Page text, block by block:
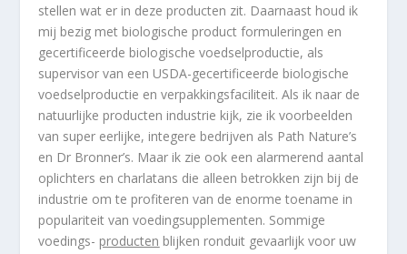
stellen wat er in deze producten zit. Daarnaast houd ik
mij bezig met biologische product formuleringen en
gecertificeerde biologische voedselproductie, als
supervisor van een USDA-gecertificeerde biologische
voedselproductie en verpakkingsfaciliteit. Als ik naar de
natuurlijke producten industrie kijk, zie ik voorbeelden
van super eerlijke, integere bedrijven als Path Nature’s
en Dr Bronner’s. Maar ik zie ook een alarmerend aantal
oplichters en charlatans die alleen betrokken zijn bij de
industrie om te profiteren van de enorme toename in
populariteit van voedingsupplementen. Sommige
voedings- producten blijken ronduit gevaarlijk voor uw